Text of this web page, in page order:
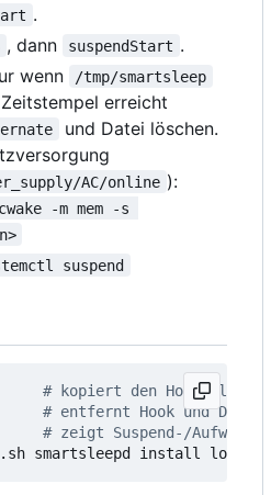
.
, dann suspendStart .
wenn /tmp/smartsleep
erreicht
und Datei löschen.
AC/online ):
-m mem -s
suspend
# kopiert den Hook, legt
# entfernt Hook und
# zeigt Suspend-/Aufwach-
smartsleepd install log